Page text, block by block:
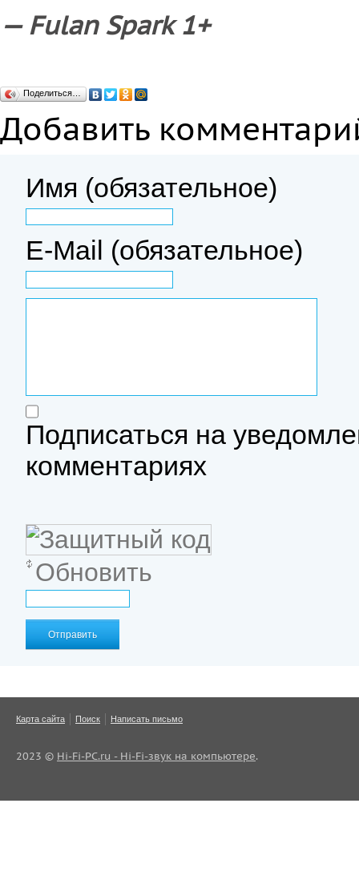
— Fulan Spark 1+
Поделиться…
Добавить
Имя (обязательное)
E-Mail (обязательное)
Подписаться на
комментариях
Обновить
Отправить
Карта сайта Поиск Написать письмо
2023 © Hi-Fi-PC.ru - Hi-Fi-звук на компьютере.